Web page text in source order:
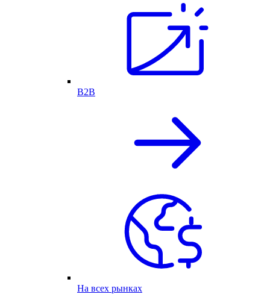
B2B
На всех рынках